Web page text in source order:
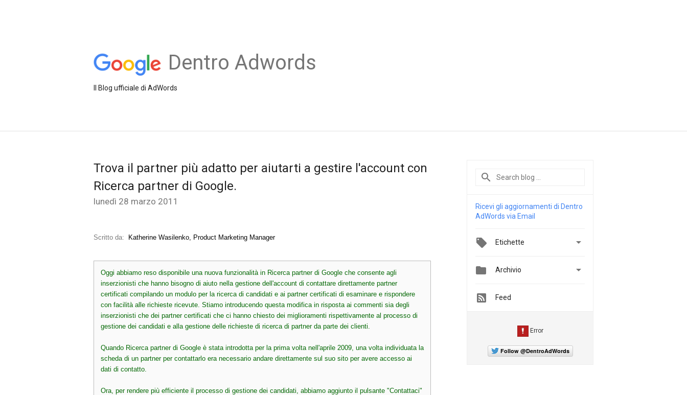
Dentro Adwords
Il Blog ufficiale di AdWords
Trova il partner più adatto per aiutarti a gestire l'account con
Ricerca partner di Google.
lunedì 28 marzo 2011
Scritto da: Katherine Wasilenko, Product Marketing Manager
Oggi abbiamo reso disponibile una nuova funzionalità in Ricerca partner di Google che consente agli
inserzionisti che hanno bisogno di aiuto nella gestione dell'account di contattare direttamente partner
certificati compilando un modulo per la ricerca di candidati e ai partner certificati di esaminare e rispondere
con facilità alle richieste ricevute. Stiamo introducendo questa modifica in risposta ai commenti sia degli
inserzionisti che dei partner certificati che ci hanno chiesto dei miglioramenti rispettivamente al processo di
gestione dei candidati e alla gestione delle richieste di ricerca di partner da parte dei clienti.
Quando Ricerca partner di Google è stata introdotta per la prima volta nell'aprile 2009, una volta individuata la
scheda di un partner per contattarlo era necessario andare direttamente sul suo sito per avere accesso ai
dati di contatto.
Ora, per rendere più efficiente il processo di gestione dei candidati, abbiamo aggiunto il pulsante "Contattaci"
Ricevi gli aggiornamenti di Dentro
AdWords via Email
Etichette 
 Archivio 
Feed
Follow @DentroAdWords